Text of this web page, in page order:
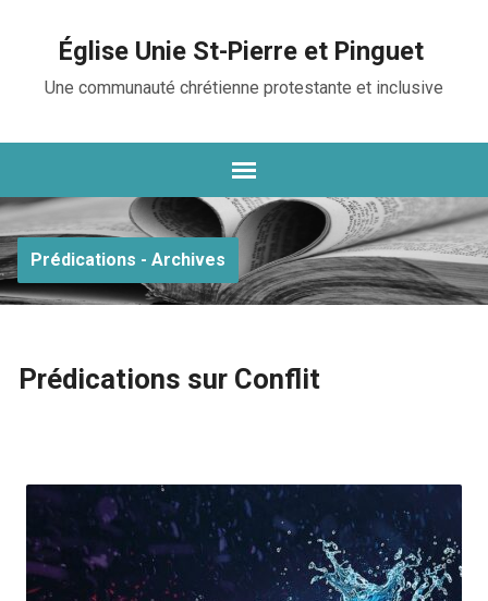
Église Unie St-Pierre et Pinguet
Une communauté chrétienne protestante et inclusive
Prédications - Archives
Prédications sur Conflit